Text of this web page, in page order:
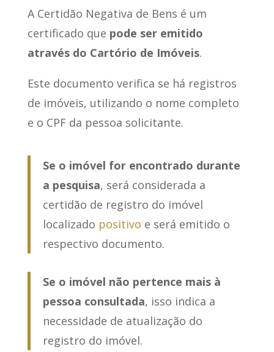
A Certidão Negativa de Bens é um
certificado que pode ser emitido
através do Cartório de Imóveis.
Este documento verifica se há registros
de imóveis, utilizando o nome completo
e o CPF da pessoa solicitante.
Se o imóvel for encontrado durante
a pesquisa, será considerada a
certidão de registro do imóvel
localizado positivo e será emitido o
respectivo documento.
Se o imóvel não pertence mais à
pessoa consultada, isso indica a
necessidade de atualização do
registro do imóvel.